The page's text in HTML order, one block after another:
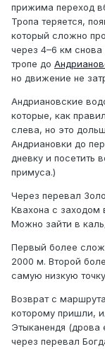
прижима переход
Тропа теряется,
который сложно
через 4–6 км
тропе до
но движение не
Андриановские
которые, как
слева, но это
Андриановки до
дневку и посетить
примуса.)
Через перевал
Квахона с заходом
Можно зайти в
Первый более
2000 м. Второй
самую низкую
Возврат с
которому пришли,
Этыканендя (дрова
через перевал